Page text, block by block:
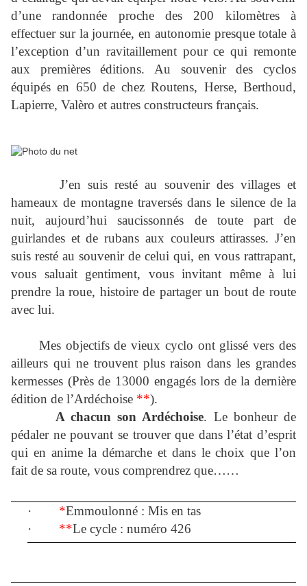
d’une randonnée proche des 200 kilomètres à
effectuer sur la journée, en autonomie presque totale à
l’exception d’un ravitaillement pour ce qui remonte
aux premières éditions. Au souvenir des cyclos
équipés en 650 de chez Routens, Herse, Berthoud,
Lapierre, Valèro et autres constructeurs français.
J’en suis resté au souvenir des villages et
hameaux de montagne traversés dans le silence de la
nuit, aujourd’hui saucissonnés de toute part de
guirlandes et de rubans aux couleurs attirasses. J’en
suis resté au souvenir de celui qui, en vous rattrapant,
vous saluait gentiment, vous invitant même à lui
prendre la roue, histoire de partager un bout de route
avec lui.
Mes objectifs de vieux cyclo ont glissé vers des
ailleurs qui ne trouvent plus raison dans les grandes
kermesses (Près de 13000 engagés lors de la dernière
édition de l’Ardéchoise **).
A chacun son Ardéchoise. Le bonheur de
pédaler ne pouvant se trouver que dans l’état d’esprit
qui en anime la démarche et dans le choix que l’on
fait de sa route, vous comprendrez que……
· *Emmoulonné : Mis en tas
·
**Le cycle : numéro 426